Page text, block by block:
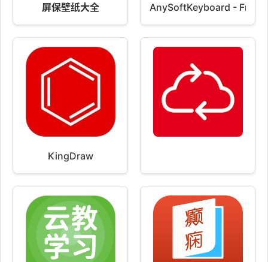
屏保壁纸大全 AnySoftKeyboard -
KingDraw